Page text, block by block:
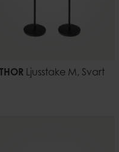
THORLjusstake M, Svart